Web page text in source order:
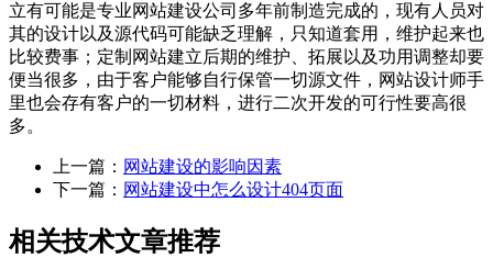
立有可能是专业网站建设公司多年前制造完成的，现有人员对
其的设计以及源代码可能缺乏理解，只知道套用，维护起来也
比较费事；定制网站建立后期的维护、拓展以及功用调整却要
便当很多，由于客户能够自行保管一切源文件，网站设计师手
里也会存有客户的一切材料，进行二次开发的可行性要高很
多。
上一篇： 网站建设的影响因素
下一篇： 网站建设中怎么设计404页面
相关技术文章推荐